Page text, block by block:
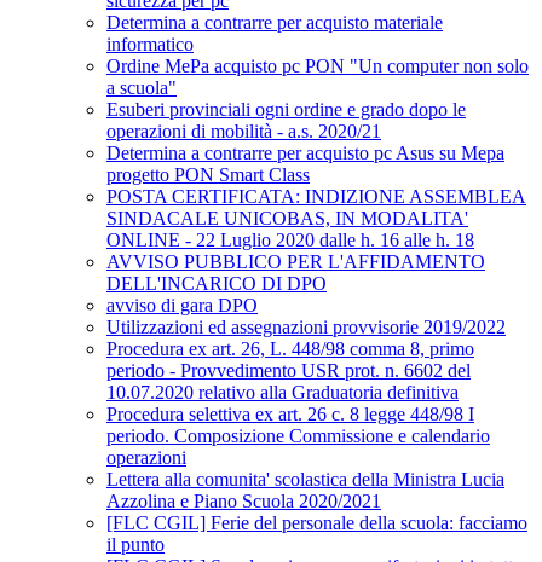
Determina a contrarre per acquisto materiale
informatico
Ordine MePa acquisto pc PON "Un computer non solo
a scuola"
Esuberi provinciali ogni ordine e grado dopo le
operazioni di mobilità - a.s. 2020/21
Determina a contrarre per acquisto pc Asus su Mepa
progetto PON Smart Class
POSTA CERTIFICATA: INDIZIONE ASSEMBLEA
SINDACALE UNICOBAS, IN MODALITA'
ONLINE - 22 Luglio 2020 dalle h. 16 alle h. 18
AVVISO PUBBLICO PER L'AFFIDAMENTO
DELL'INCARICO DI DPO
avviso di gara DPO
Utilizzazioni ed assegnazioni provvisorie 2019/2022
Procedura ex art. 26, L. 448/98 comma 8, primo
periodo - Provvedimento USR prot. n. 6602 del
10.07.2020 relativo alla Graduatoria definitiva
Procedura selettiva ex art. 26 c. 8 legge 448/98 I
periodo. Composizione Commissione e calendario
operazioni
Lettera alla comunita' scolastica della Ministra Lucia
Azzolina e Piano Scuola 2020/2021
[FLC CGIL] Ferie del personale della scuola: facciamo
il punto